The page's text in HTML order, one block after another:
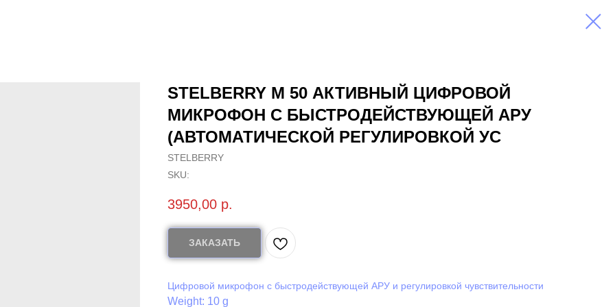
STELBERRY М 50 АКТИВНЫЙ ЦИФРОВОЙ
МИКРОФОН С БЫСТРОДЕЙСТВУЮЩЕЙ АРУ
(АВТОМАТИЧЕСКОЙ РЕГУЛИРОВКОЙ УС
STELBERRY
SKU:
3950,00 р.
ЗАКАЗАТЬ
Цифровой микрофон с быстродействующей АРУ и регулировкой чувствительности
Weight: 10 g